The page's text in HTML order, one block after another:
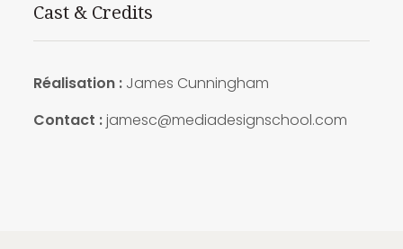
Cast & Credits
Réalisation : James Cunningham
Contact :jamesc@mediadesignschool.com